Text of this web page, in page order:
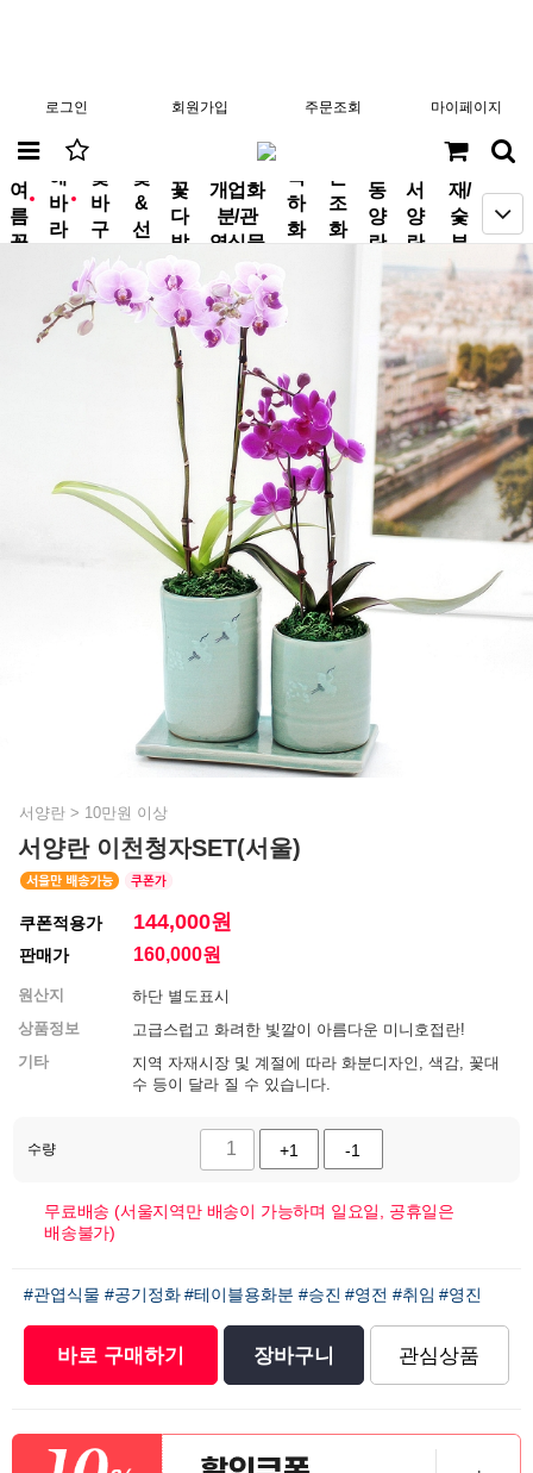
로그인 회원가입 주문조회 마이페이지
new
여
름
꽃
new
해
바
라
꽃
바
구
꽃
&
선
꽃
다
발
개업화
분/관
엽식물
축
하
화
근
조
화
동
양
란
서
양
란
분
재/
숯
부
작
서양란 > 10만원 이상
서양란 이천청자SET(서울)
쿠폰적용가 144,000원
판매가 160,000원
원산지
하단 별도표시
상품정보
고급스럽고 화려한 빛깔이 아름다운 미니호접란!
기타
지역 자재시장 및 계절에 따라 화분디자인, 색감, 꽃대
수 등이 달라 질 수 있습니다.
수량 +1 -1
무료배송 (서울지역만 배송이 가능하며 일요일, 공휴일은
배송불가)
#관엽식물 #공기정화 #테이블용화분 #승진 #영전 #취임 #영진
바로 구매하기 장바구니 관심상품